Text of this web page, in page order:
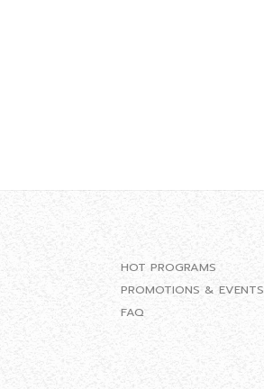
HOT PROGRAMS
PROMOTIONS & EVENTS
FAQ